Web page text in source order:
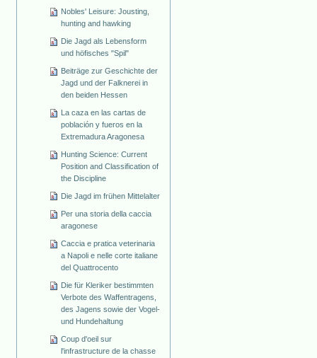
Nobles' Leisure: Jousting,
hunting and hawking
Die Jagd als Lebensform
und höfisches "Spil"
Beiträge zur Geschichte der
Jagd und der Falknerei in
den beiden Hessen
La caza en las cartas de
población y fueros en la
Extremadura Aragonesa
Hunting Science: Current
Position and Classification of
the Discipline
Die Jagd im frühen Mittelalter
Per una storia della caccia
aragonese
Caccia e pratica veterinaria
a Napoli e nelle corte italiane
del Quattrocento
Die für Kleriker bestimmten
Verbote des Waffentragens,
des Jagens sowie der Vogel-
und Hundehaltung
Coup d'oeil sur
l'infrastructure de la chasse